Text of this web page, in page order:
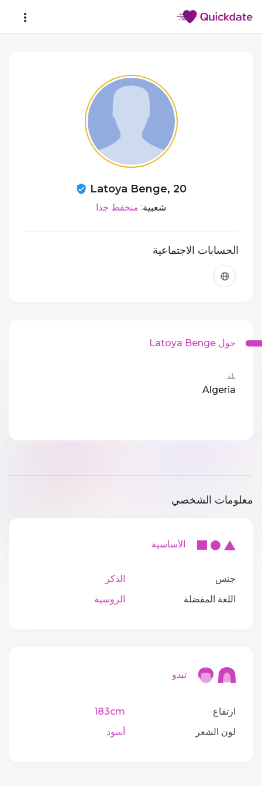
Latoya Benge, 20
شعبية: منخفظ جدا
الحسابات الاجتماعية
حول Latoya Benge
بلد
Algeria
معلومات الشخصي
الأساسية
جنس
الذكر
اللغة المفضلة
الروسية
تبدو
ارتفاع
183cm
لون الشعر
أسود